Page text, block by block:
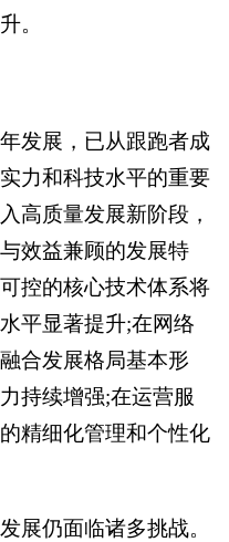
。
发展，已从跟跑者成
力和科技水平的重要
高质量发展新阶段，
效益兼顾的发展特
控的核心技术体系将
平显著提升;在网络
合发展格局基本形
持续增强;在运营服
精细化管理和个性化
展仍面临诸多挑战。